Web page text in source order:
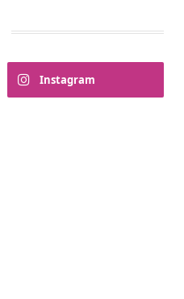
Instagram